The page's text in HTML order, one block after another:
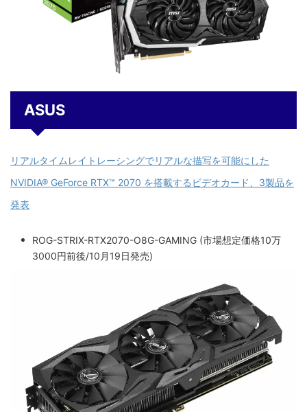
ASUS
リアルタイムレイトレーシングでリアルな描写を可能にした
NVIDIA® GeForce RTX™ 2070 を搭載するビデオカード、3製品を
発表
ROG-STRIX-RTX2070-O8G-GAMING (市場想定価格10万
3000円前後/10月19日発売)